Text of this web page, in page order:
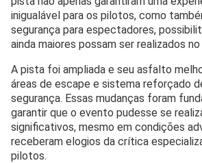
inigualável para os pilotos, como
segurança para espectadores,
ainda maiores possam ser realizados
A pista foi ampliada e seu asfalto
áreas de escape e sistema reforçado
segurança. Essas mudanças foram
garantir que o evento pudesse se
significativos, mesmo em condições
receberam elogios da crítica
pilotos.